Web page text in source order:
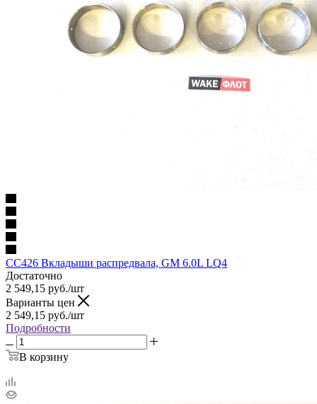
CC426 Вкладыши распредвала, GM 6.0L LQ4
Достаточно
2 549,15 руб./шт
Варианты цен
2 549,15 руб./шт
Подробности
В корзину